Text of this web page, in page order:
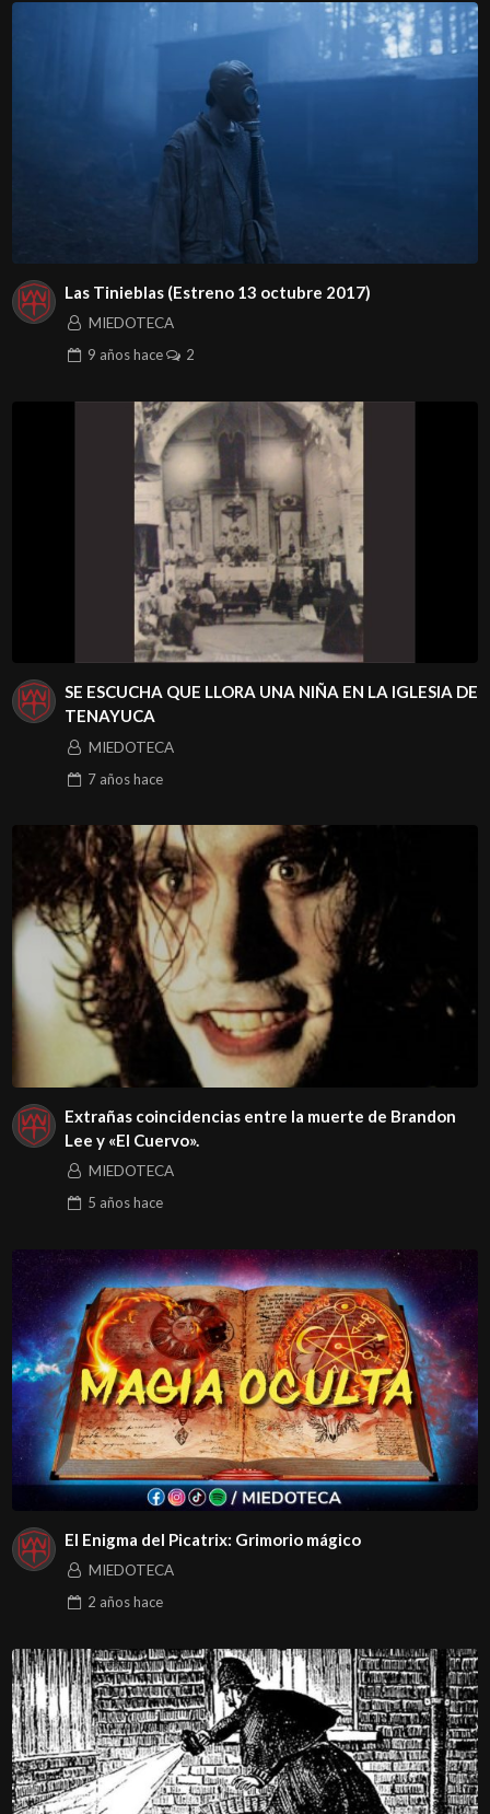
Las Tinieblas (Estreno 13 octubre 2017)
MIEDOTECA
9 añoshace 2
SE ESCUCHA QUE LLORA UNA NIÑA EN LA IGLESIA DE
TENAYUCA
MIEDOTECA
7 añoshace
Extrañas coincidencias entre la muerte de Brandon
Lee y «El Cuervo».
MIEDOTECA
5 añoshace
El Enigma del Picatrix: Grimorio mágico
MIEDOTECA
2 añoshace